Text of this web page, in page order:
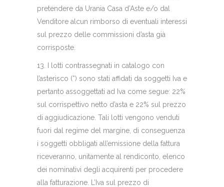
pretendere da Urania Casa d’Aste e/o dal
Venditore alcun rimborso di eventuali interessi
sul prezzo delle commissioni d’asta già
corrisposte.
13. I lotti contrassegnati in catalogo con
l’asterisco (*) sono stati affidati da soggetti Iva e
pertanto assoggettati ad Iva come segue: 22%
sul corrispettivo netto d’asta e 22% sul prezzo
di aggiudicazione. Tali lotti vengono venduti
fuori dal regime del margine, di conseguenza
i soggetti obbligati all’emissione della fattura
riceveranno, unitamente al rendiconto, elenco
dei nominativi degli acquirenti per procedere
alla fatturazione. L’Iva sul prezzo di